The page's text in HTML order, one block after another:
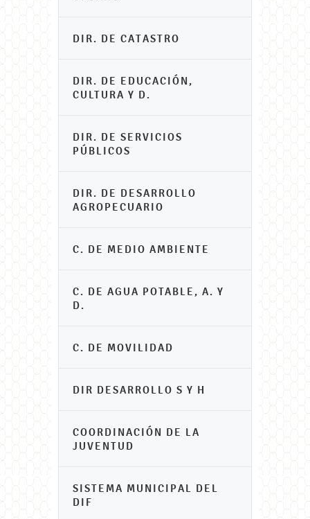
DIR. DE CATASTRO
DIR. DE EDUCACIÓN,
CULTURA Y D.
DIR. DE SERVICIOS
PÚBLICOS
DIR. DE DESARROLLO
AGROPECUARIO
C. DE MEDIO AMBIENTE
C. DE AGUA POTABLE, A. Y
D.
C. DE MOVILIDAD
DIR DESARROLLO S Y H
COORDINACIÓN DE LA
JUVENTUD
SISTEMA MUNICIPAL DEL
DIF